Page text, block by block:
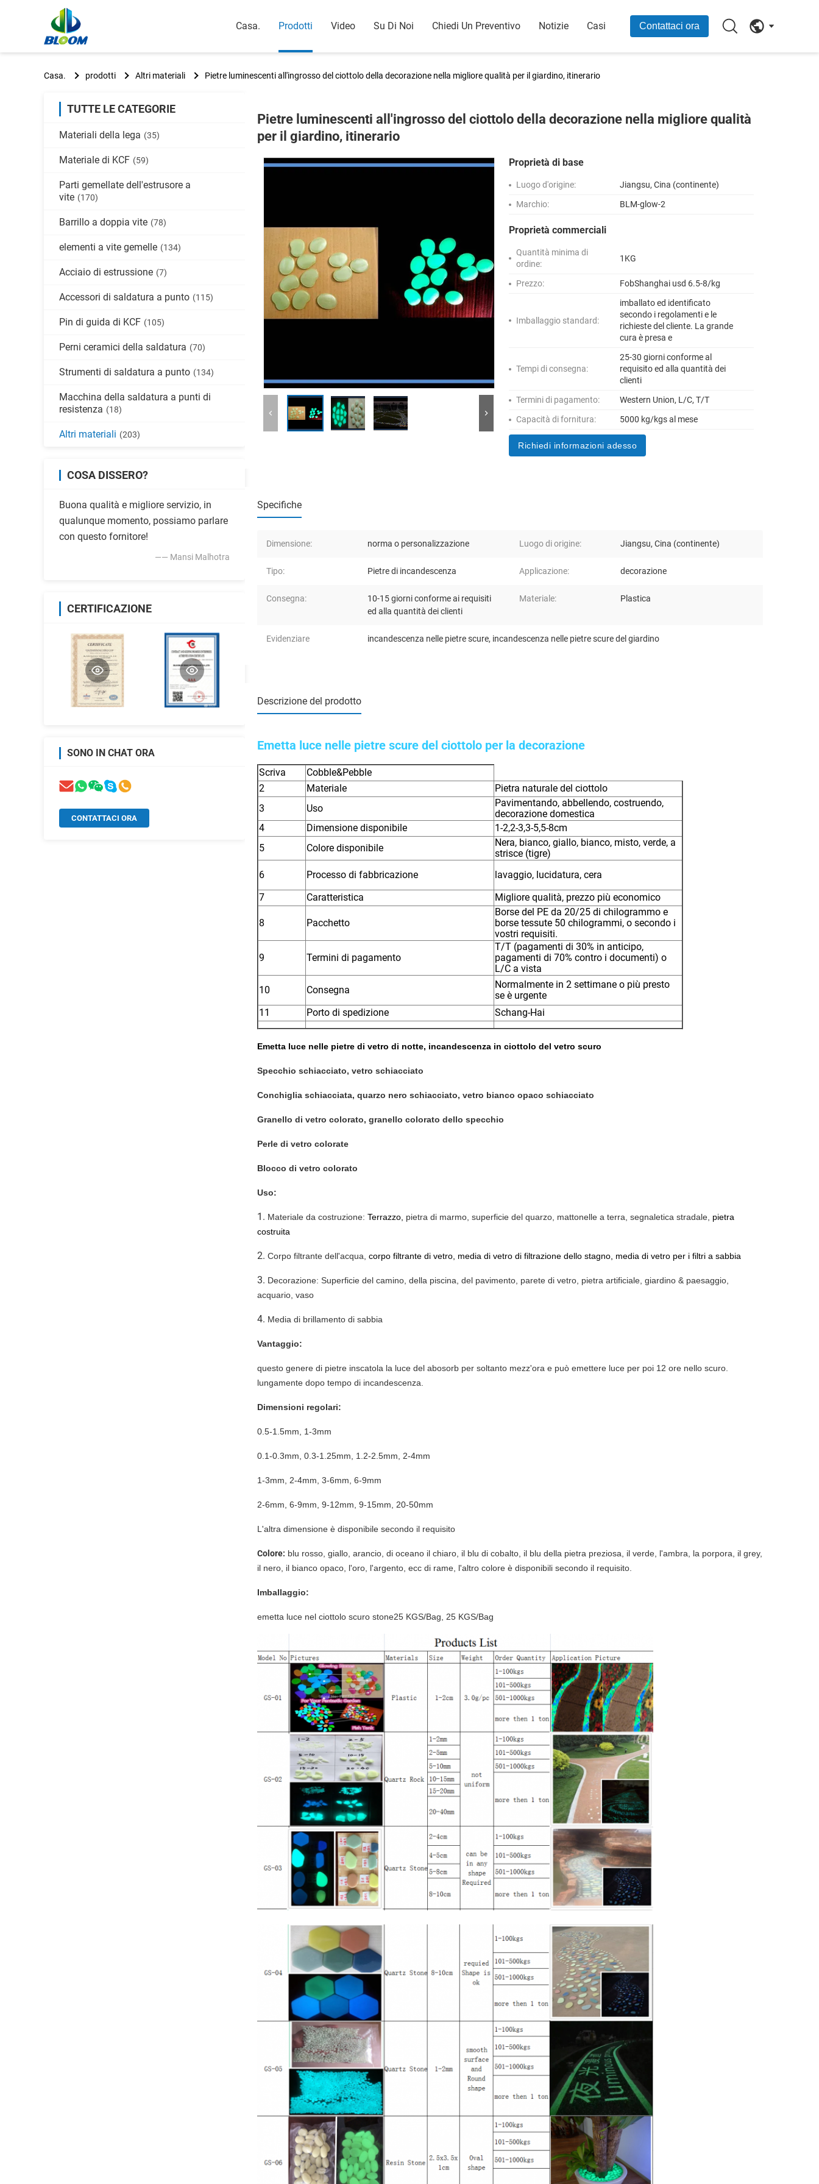
Casa. Prodotti Video Su Di Noi Chiedi Un Preventivo Notizie Casi Contattaci ora
Casa. prodotti Altri materiali Pietre luminescenti all'ingrosso del ciottolo della decorazione nella migliore qualità per il giardino, itinerario
TUTTE LE CATEGORIE
Materiali della lega (35)
Materiale di KCF (59)
Parti gemellate dell'estrusore a
vite (170)
Barrillo a doppia vite (78)
elementi a vite gemelle (134)
Acciaio di estrussione (7)
Accessori di saldatura a punto (115)
Pin di guida di KCF (105)
Perni ceramici della saldatura (70)
Strumenti di saldatura a punto (134)
Macchina della saldatura a punti di
resistenza (18)
Altri materiali (203)
COSA DISSERO?
Buona qualità e migliore servizio, in
qualunque momento, possiamo parlare
con questo fornitore!
—— Mansi Malhotra
CERTIFICAZIONE
SONO IN CHAT ORA
CONTATTACI ORA
Pietre luminescenti all'ingrosso del ciottolo della decorazione nella migliore qualità
per il giardino, itinerario
Proprietà di base
Luogo d'origine:
Jiangsu, Cina (continente)
Marchio:
BLM-glow-2
Proprietà commerciali
Quantità minima di
ordine:
1KG
Prezzo: FobShanghai usd 6.5-8/kg
Imballaggio standard:
imballato ed identificato
secondo i regolamenti e le
richieste del cliente. La grande
cura è presa e
Tempi di consegna:
25-30 giorni conforme al
requisito ed alla quantità dei
clienti
Termini di pagamento:
Western Union, L/C, T/T
Capacità di fornitura:
5000 kg/kgs al mese
Richiedi informazioni adesso
Specifiche
Dimensione: norma o personalizzazione Luogo di origine: Jiangsu, Cina (continente)
Tipo: Pietre di incandescenza Applicazione: decorazione
Consegna:
10-15 giorni conforme ai requisiti
ed alla quantità dei clienti
Materiale: Plastica
Evidenziare incandescenza nelle pietre scure, incandescenza nelle pietre scure del giardino
Descrizione del prodotto
Emetta luce nelle pietre scure del ciottolo per la decorazione
Scriva
Cobble&Pebble
2
Materiale
Pietra naturale del ciottolo
3
Uso
Pavimentando, abbellendo, costruendo,
decorazione domestica
4
Dimensione disponibile
1-2,2-3,3-5,5-8cm
5
Colore disponibile
Nera, bianco, giallo, bianco, misto, verde, a
strisce (tigre)
6
Processo di fabbricazione
lavaggio, lucidatura, cera
7
Caratteristica Migliore qualità, prezzo più economico
8 Pacchetto
Borse del PE da 20/25 di chilogrammo e
borse tessute 50 chilogrammi, o secondo i
vostri requisiti.
9 Termini di pagamento
T/T (pagamenti di 30% in anticipo,
pagamenti di 70% contro i documenti) o
L/C a vista
10
Consegna
Normalmente in 2 settimane o più presto
se è urgente
11
Porto di spedizione Schang-Hai
Emetta luce nelle pietre di vetro di notte, incandescenza in ciottolo del vetro scuro
Specchio schiacciato, vetro schiacciato
Conchiglia schiacciata, quarzo nero schiacciato, vetro bianco opaco schiacciato
Granello di vetro colorato, granello colorato dello specchio
Perle di vetro colorate
Blocco di vetro colorato
Uso:
1. Materiale da costruzione: Terrazzo, pietra di marmo, superficie del quarzo, mattonelle a terra, segnaletica stradale, pietra
costruita
2. Corpo filtrante dell'acqua, corpo filtrante di vetro, media di vetro di filtrazione dello stagno, media di vetro per i filtri a sabbia
3. Decorazione: Superficie del camino, della piscina, del pavimento, parete di vetro, pietra artificiale, giardino & paesaggio,
acquario, vaso
4. Media di brillamento di sabbia
Vantaggio:
questo genere di pietre inscatola la luce del abosorb per soltanto mezz'ora e può emettere luce per poi 12 ore nello scuro.
lungamente dopo tempo di incandescenza.
Dimensioni regolari:
0.5-1.5mm, 1-3mm
0.1-0.3mm, 0.3-1.25mm, 1.2-2.5mm, 2-4mm
1-3mm, 2-4mm, 3-6mm, 6-9mm
2-6mm, 6-9mm, 9-12mm, 9-15mm, 20-50mm
L'altra dimensione è disponibile secondo il requisito
Colore: blu rosso, giallo, arancio, di oceano il chiaro, il blu di cobalto, il blu della pietra preziosa, il verde, l'ambra, la porpora, il grey,
il nero, il bianco opaco, l'oro, l'argento, ecc di rame, l'altro colore è disponibili secondo il requisito.
Imballaggio:
emetta luce nel ciottolo scuro stone25 KGS/Bag, 25 KGS/Bag